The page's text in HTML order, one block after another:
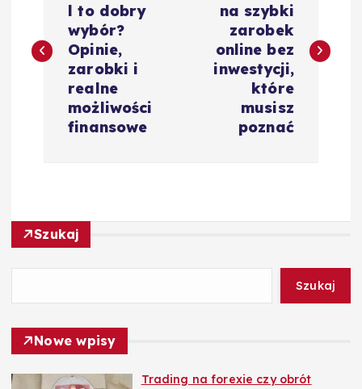
w
j
a
w
p
l to dobry
wybór?
Opinie,
zarobki i
realne
możliwości
finansowe
na szybki
zarobek
online bez
inwestycji,
które
musisz
poznać
Szukaj
Szukaj
Nowe wpisy
Trading na forexie czy obrót